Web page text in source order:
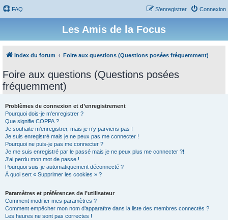
FAQ Connexion
S’enregistrer
Les Amis de la Focus
Index du forum Foire aux questions (Questions posées fréquemment)
Foire aux questions (Questions posées
fréquemment)
Problèmes de connexion et d’enregistrement
Pourquoi dois-je m’enregistrer ?
Que signifie COPPA ?
Je souhaite m’enregistrer, mais je n’y parviens pas !
Je suis enregistré mais je ne peux pas me connecter !
Pourquoi ne puis-je pas me connecter ?
Je me suis enregistré par le passé mais je ne peux plus me connecter ?!
J’ai perdu mon mot de passe !
Pourquoi suis-je automatiquement déconnecté ?
À quoi sert « Supprimer les cookies » ?
Paramètres et préférences de l’utilisateur
Comment modifier mes paramètres ?
Comment empêcher mon nom d’apparaître dans la liste des membres connectés ?
Les heures ne sont pas correctes !